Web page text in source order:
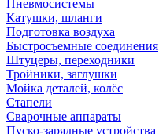
Пневмосистемы
Катушки, шланги
Подготовка воздуха
Быстросъемные соединения
Штуцеры, переходники
Тройники, заглушки
Мойка деталей, колёс
Стапели
Сварочные аппараты
Пуско-зарядные устройства